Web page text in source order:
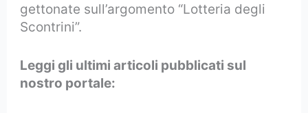
gettonate sull’argomento “Lotteria degli
Scontrini”.
Leggi gli ultimi articoli pubblicati sul
nostro portale: